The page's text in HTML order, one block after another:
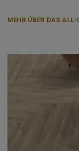
MEHR ÜBER DAS